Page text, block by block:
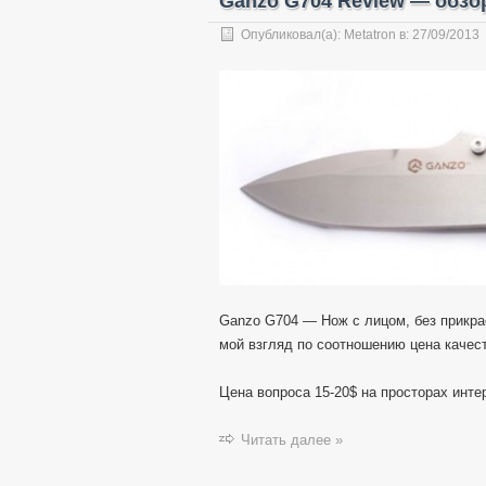
Опубликовал(а): Metatron в: 27/09/2013
Ganzo G704 — Нож с лицом, без
мой взгляд по соотношению цена
Цена вопроса 15-20$ на просторах
Читать далее »